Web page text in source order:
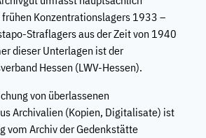
Konzentrationslagers 1933 –
Straflagers aus der Zeit von 1940
dieser Unterlagen ist der
Hessen (LWV-Hessen).
von überlassenen
Archivalien (Kopien, Digitalisate) ist
vom Archiv der Gedenkstätte